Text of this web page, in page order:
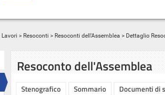
Lavori > Resoconti > Resoconti dell'Assemblea > Dettaglio
Resoconto dell'Assemblea
Stenografico Sommario Documenti di